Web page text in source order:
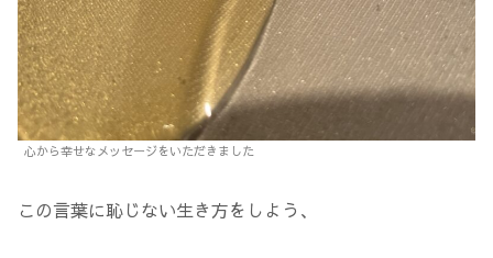
心から幸せなメッセージをいただきました
この言葉に恥じない生き方をしよう、